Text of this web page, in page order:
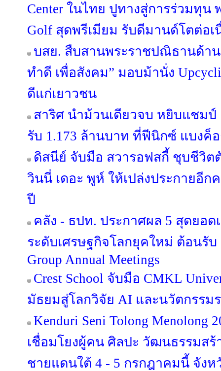
Center ในไทย ปูทางสู่การร่วมทุน
Golf สุดพรีเมียม รับดีมานด์โตต่อเ
บสย. สืบสานพระราชปณิธานด้า
ทำดี เพื่อสังคม” มอบม้านั่ง
ดีแก่เยาวชน
สาริศ นำม้วนเดียวจบ หยิบแชมป์
รับ 1.173 ล้านบาท ที่ฟีนิกซ์ แบงค็
ดิสนีย์ จับมือ สวารอฟสกี้ ชุบชีวิต
วินนี่ เดอะ พูห์ ให้เปล่งประกายอีก
ปี
คลัง - ธปท. ประกาศผล 5 สุดยอด
ระดับเศรษฐกิจโลกยุคใหม่ ต้อนรับ
Group Annual Meetings
Crest School จับมือ CMKL
มัธยมสู่โลกวิจัย AI และนวัตกรรม
Kenduri Seni Tolong Menolong
เชื่อมโยงผู้คน ศิลปะ วัฒนธรรมส
ชายแดนใต้ 4 - 5 กรกฎาคมนี้ จัง